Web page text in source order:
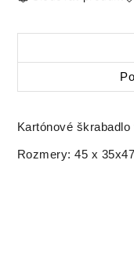
Kartónové
Rozmery: 45 x